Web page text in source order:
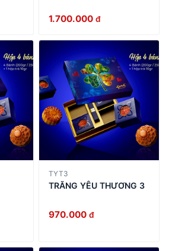
1.700.000 đ
TYT3
TRĂNG YÊU THƯƠNG 3
970.000 đ